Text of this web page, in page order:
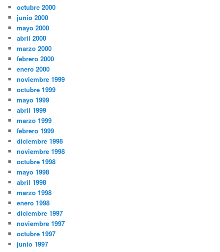
octubre 2000
junio 2000
mayo 2000
abril 2000
marzo 2000
febrero 2000
enero 2000
noviembre 1999
octubre 1999
mayo 1999
abril 1999
marzo 1999
febrero 1999
diciembre 1998
noviembre 1998
octubre 1998
mayo 1998
abril 1998
marzo 1998
enero 1998
diciembre 1997
noviembre 1997
octubre 1997
junio 1997